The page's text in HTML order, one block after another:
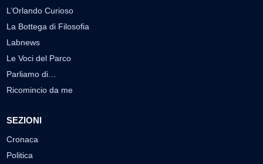
L’Orlando Curioso
La Bottega di Filosofia
Labnews
Le Voci del Parco
Parliamo di…
Ricomincio da me
SEZIONI
Cronaca
Politica